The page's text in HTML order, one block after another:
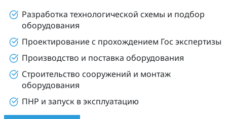
Разработка технологической схемы и подбор
оборудования
Проектирование с прохождением Гос экспертизы
Производство и поставка оборудования
Строительство сооружений и монтаж
оборудования
ПНР и запуск в эксплуатацию